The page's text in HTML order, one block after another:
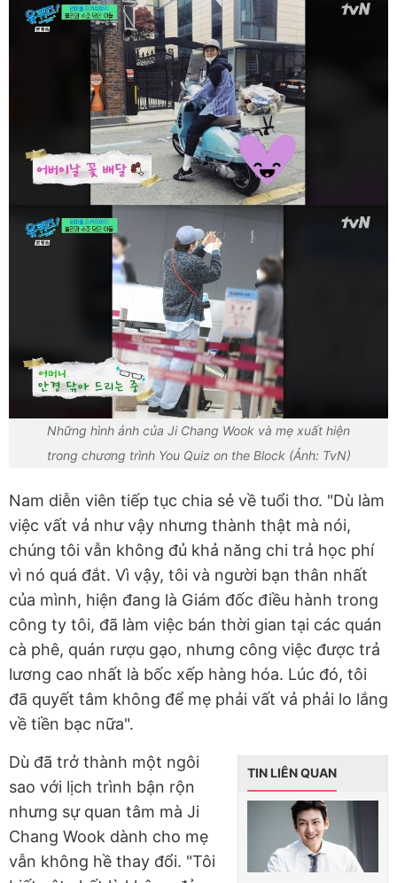
Những hình ảnh của Ji Chang Wook và mẹ xuất hiện
trong chương trình You Quiz on the Block (Ảnh: TvN)
Nam diễn viên tiếp tục chia sẻ về tuổi thơ. "Dù làm
việc vất vả như vậy nhưng thành thật mà nói,
chúng tôi vẫn không đủ khả năng chi trả học phí
vì nó quá đắt. Vì vậy, tôi và người bạn thân nhất
của mình, hiện đang là Giám đốc điều hành trong
công ty tôi, đã làm việc bán thời gian tại các quán
cà phê, quán rượu gạo, nhưng công việc được trả
lương cao nhất là bốc xếp hàng hóa. Lúc đó, tôi
đã quyết tâm không để mẹ phải vất vả phải lo lắng
về tiền bạc nữa".
TIN LIÊN QUAN
Dù đã trở thành một ngôi
sao với lịch trình bận rộn
nhưng sự quan tâm mà Ji
Chang Wook dành cho mẹ
vẫn không hề thay đổi. "Tôi